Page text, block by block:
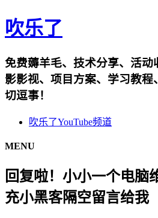
吹乐了
免费薅羊毛、技术分享、活动
影影视、项目方案、学习教程
切逗事！
吹乐了YouTube频道
MENU
回复啦！小小一个电脑
充小黑客隔空留言给我